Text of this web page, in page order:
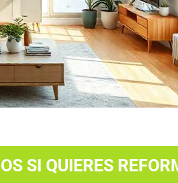
SI QUIERES